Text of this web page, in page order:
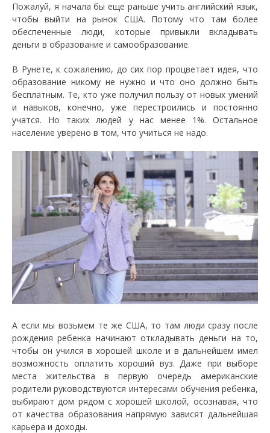
Пожалуй, я начала бы еще раньше учить английский язык,
чтобы выйти на рынок США. Потому что там более
обеспеченные люди, которые привыкли вкладывать
деньги в образование и самообразование.
В Рунете, к сожалению, до сих пор процветает идея, что
образование никому не нужно и что оно должно быть
бесплатным. Те, кто уже получил пользу от новых умений
и навыков, конечно, уже перестроились и постоянно
учатся. Но таких людей у нас менее 1%. Остальное
население уверено в том, что учиться не надо.
А если мы возьмем те же США, то там люди сразу после
рождения ребенка начинают откладывать деньги на то,
чтобы он учился в хорошей школе и в дальнейшем имел
возможность оплатить хороший вуз. Даже при выборе
места жительства в первую очередь американские
родители руководствуются интересами обучения ребенка,
выбирают дом рядом с хорошей школой, осознавая, что
от качества образования напрямую зависят дальнейшая
карьера и доходы.